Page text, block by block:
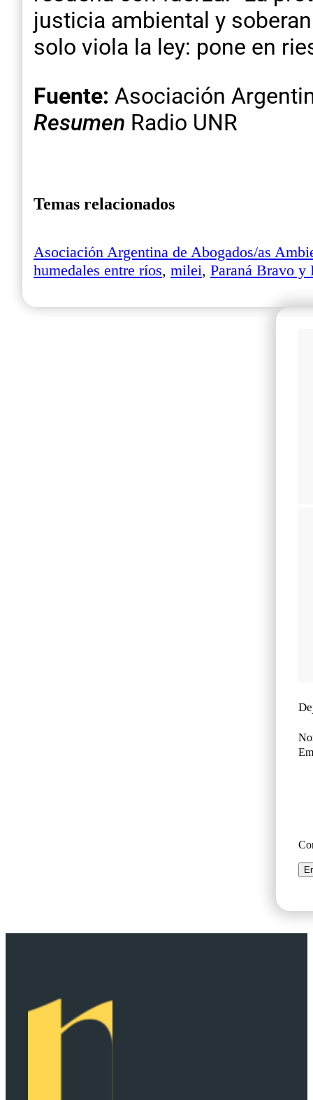
justicia ambiental y
solo viola la ley: pone en
Fuente: Asociación
Resumen Radio UNR
Temas relacionados
Asociación Argentina de Abogados/as
humedales entre ríos, milei, Paraná Bravo y